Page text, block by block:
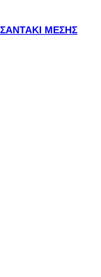
ΜΕΣΗΣ